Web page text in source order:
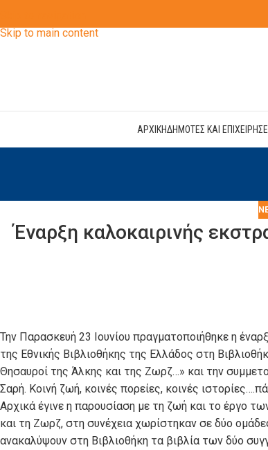
Skip to main content
ΑΡΧΙΚΗΔΗΜΟΤΕΣ ΚΑΙ
Έναρξη καλοκαιρινής
Την Παρασκευή 23 Ιουνίου πραγματοποιήθηκε η
της Εθνικής Βιβλιοθήκης της Ελλάδος στη
Θησαυροί της Άλκης και της Ζωρζ…» και την
Σαρή. Κοινή ζωή, κοινές πορείες, κοινές
Αρχικά έγινε η παρουσίαση με τη ζωή και το έργο
και τη Ζωρζ, στη συνέχεια χωρίστηκαν σε δύο
ανακαλύψουν στη Βιβλιοθήκη τα βιβλία των δύο